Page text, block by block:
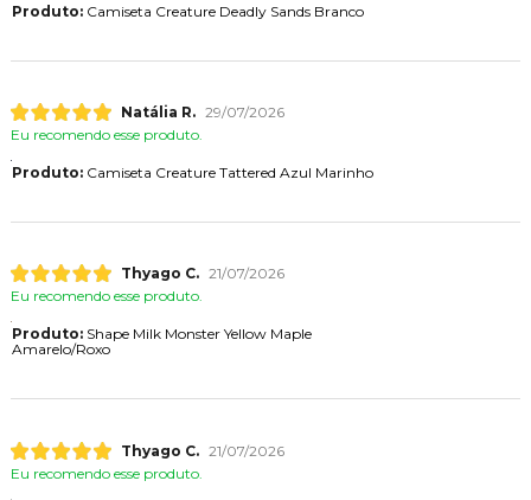
Produto:Camiseta Creature Deadly Sands Branco
Natália R. 29/07/2026
Eu recomendo esse produto.
Produto:Camiseta Creature Tattered Azul Marinho
Thyago C. 21/07/2026
Eu recomendo esse produto.
Produto:Shape Milk Monster Yellow Maple
Amarelo/Roxo
Thyago C. 21/07/2026
Eu recomendo esse produto.